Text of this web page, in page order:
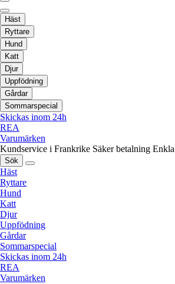
Häst
Ryttare
Hund
Katt
Djur
Uppfödning
Gårdar
Sommarspecial
Skickas inom 24h
REA
Varumärken
Kundservice i Frankrike Säker betalning
Sök
Häst
Ryttare
Hund
Katt
Djur
Uppfödning
Gårdar
Sommarspecial
Skickas inom 24h
REA
Varumärken